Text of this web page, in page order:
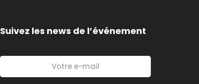
Suivez les news de l’événement